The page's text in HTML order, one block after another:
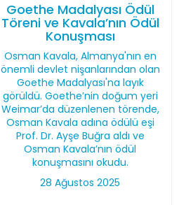
Goethe Madalyası Ödül
Töreni ve Kavala’nın Ödül
Konuşması
Osman Kavala, Almanya'nın en
önemli devlet nişanlarından olan
Goethe Madalyası'na layık
görüldü. Goethe’nin doğum yeri
Weimar’da düzenlenen törende,
Osman Kavala adına ödülü eşi
Prof. Dr. Ayşe Buğra aldı ve
Osman Kavala’nın ödül
konuşmasını okudu.
28 Ağustos 2025